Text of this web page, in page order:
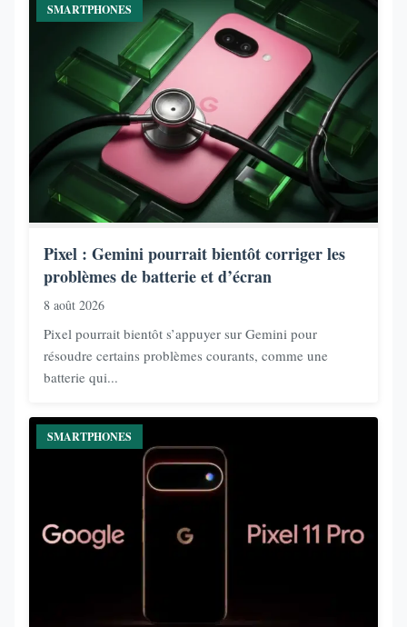
SMARTPHONES
Pixel : Gemini pourrait bientôt corriger les
problèmes de batterie et d’écran
8 août 2026
Pixel pourrait bientôt s’appuyer sur Gemini pour
résoudre certains problèmes courants, comme une
batterie qui...
SMARTPHONES